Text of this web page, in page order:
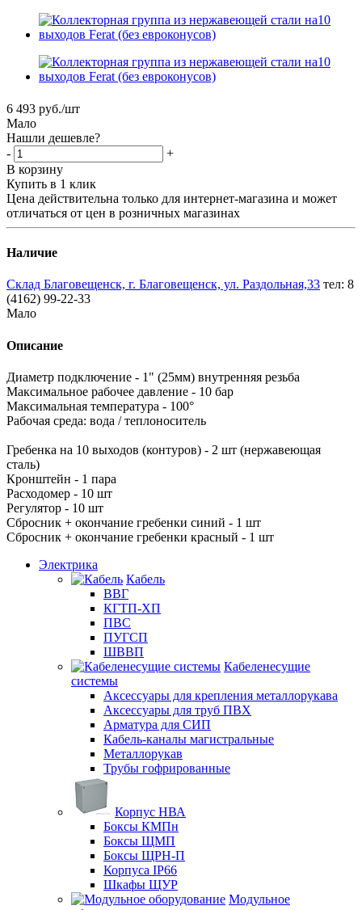
6 493 руб./шт
Мало
Нашли дешевле?
-
+
В корзину
Купить в 1 клик
Цена действительна только для интернет-магазина и может
отличаться от цен в розничных магазинах
Наличие
Склад Благовещенск, г. Благовещенск, ул. Раздольная,33 тел: 8
(4162) 99-22-33
Мало
Описание
Диаметр подключение - 1" (25мм) внутренняя резьба
Максимальное рабочее давление - 10 бар
Максимальная температура - 100°
Рабочая среда: вода / теплоноситель
Гребенка на 10 выходов (контуров) - 2 шт (нержавеющая
сталь)
Кронштейн - 1 пара
Расходомер - 10 шт
Регулятор - 10 шт
Сбросник + окончание гребенки синий - 1 шт
Сбросник + окончание гребенки красный - 1 шт
Электрика
Кабель
ВВГ
КГТП-ХП
ПВС
ПУГСП
ШВВП
Кабеленесущие
системы
Аксессуары для крепления металлорукава
Аксессуары для труб ПВХ
Арматура для СИП
Кабель-каналы магистральные
Металлорукав
Трубы гофрированные
Корпус НВА
Боксы КМПн
Боксы ЩМП
Боксы ЩРН-П
Корпуса IP66
Шкафы ЩУР
Модульное